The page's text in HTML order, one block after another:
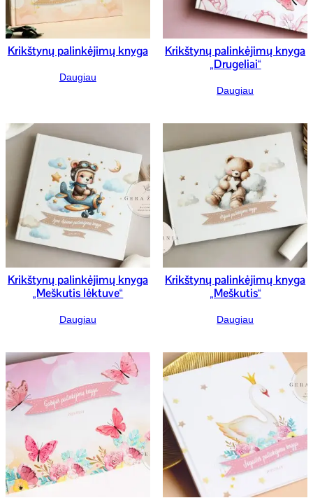
Krikštynų palinkėjimų knyga
Daugiau
Krikštynų palinkėjimų knyga
„Drugeliai“
Daugiau
Krikštynų palinkėjimų knyga
„Meškutis lėktuve“
Daugiau
Krikštynų palinkėjimų knyga
„Meškutis“
Daugiau